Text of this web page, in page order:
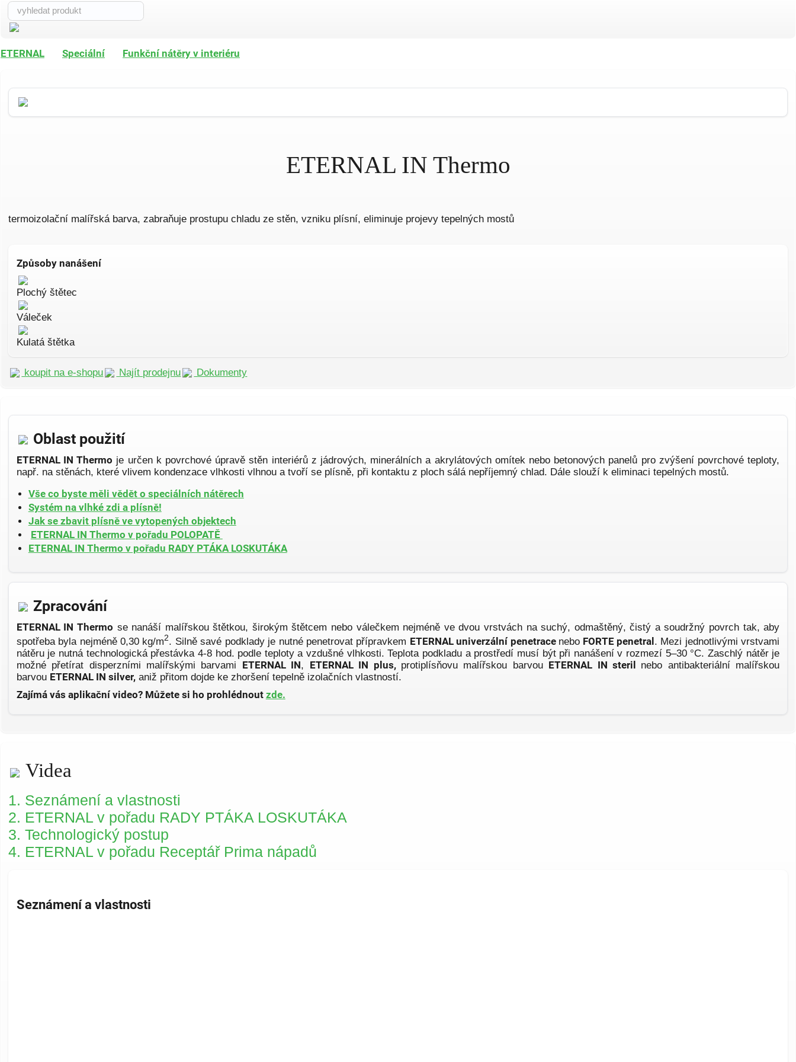
ETERNAL Speciální Funkční nátěry v interiéru
ETERNAL IN Thermo
termoizolační malířská barva, zabraňuje prostupu chladu ze stěn, vzniku plísní, eliminuje projevy tepelných mostů
Způsoby nanášení
Plochý štětec
Váleček
Kulatá štětka
koupit na e-shopu Najít prodejnu Dokumenty
Oblast použití
ETERNAL IN Thermo je určen k povrchové úpravě stěn interiérů z jádrových, minerálních a akrylátových omítek nebo betonových panelů pro zvýšení povrchové teploty,
např. na stěnách, které vlivem kondenzace vlhkosti vlhnou a tvoří se plísně, při kontaktu z ploch sálá nepříjemný chlad. Dále slouží k eliminaci tepelných mostů.
Vše co byste měli vědět o speciálních nátěrech
Systém na vlhké zdi a plísně!
Jak se zbavit plísně ve vytopených objektech
ETERNAL IN Thermo v pořadu POLOPATĚ
ETERNAL IN Thermo v pořadu RADY PTÁKA LOSKUTÁKA
Zpracování
ETERNAL IN Thermo se nanáší malířskou štětkou, širokým štětcem nebo válečkem nejméně ve dvou vrstvách na suchý, odmaštěný, čistý a soudržný povrch tak, aby
spotřeba byla nejméně 0,30 kg/m2. Silně savé podklady je nutné penetrovat přípravkem ETERNAL univerzální penetrace nebo FORTE penetral . Mezi jednotlivými vrstvami
nátěru je nutná technologická přestávka 4-8 hod. podle teploty a vzdušné vlhkosti. Teplota podkladu a prostředí musí být při nanášení v rozmezí 5–30 °C. Zaschlý nátěr je
možné přetírat disperzními malířskými barvami ETERNAL IN, ETERNAL IN plus, protiplísňovu malířskou barvou ETERNAL IN steril nebo antibakteriální malířskou
barvou ETERNAL IN silver,aniž přitom dojde ke zhoršení tepelně izolačních vlastností.
Zajímá vás aplikační video? Můžete si ho prohlédnout zde.
Videa
1. Seznámení a vlastnosti
2. ETERNAL v pořadu RADY PTÁKA LOSKUTÁKA
3. Technologický postup
4. ETERNAL v pořadu Receptář Prima nápadů
Seznámení a vlastnosti